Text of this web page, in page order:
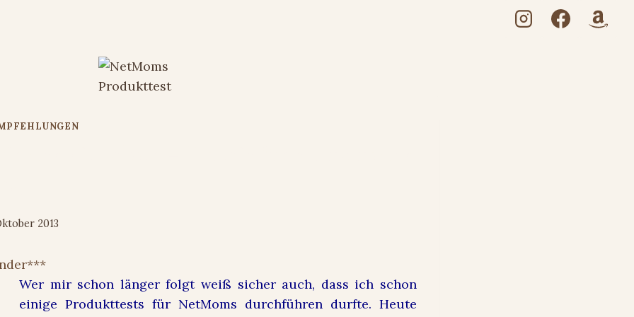
2013
Wer mir schon länger folgt weiß sicher auch, dass ich schon
einige Produkttests für NetMoms durchführen durfte. Heute